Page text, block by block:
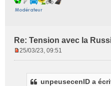
Re: Tension avec la
25/03/23, 09:51
unpeusecenID a